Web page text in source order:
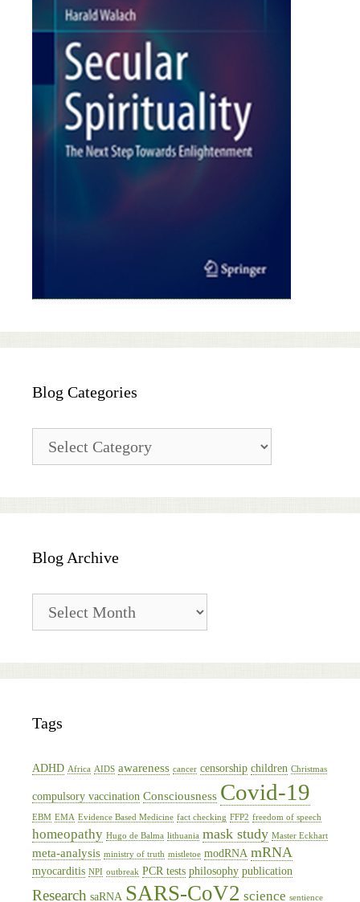
Blog Categories
Categories
Blog Archive
Archive
Tags
ADHD Africa AIDS awareness cancer censorship children Christmas
compulsory vaccination Consciousness Covid-19
EBM EMA Evidence Based Medicine fact checking FFP2 freedom of speech
homeopathy Hugo de Balma lithuania mask study Master Eckhart
meta-analysis ministry of truth mistletoe modRNA mRNA
myocarditis NPI outbreak PCR tests philosophy publication
Research saRNA SARS-CoV2 science sentience